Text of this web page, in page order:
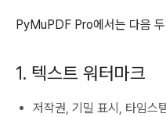
PyMuPDF Pro에서는 다음
1. 텍스트 워터마크
저작권, 기밀 표시, 타임스